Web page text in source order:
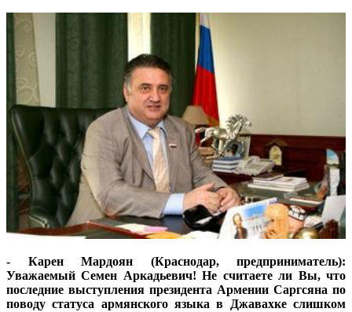
- Карен Мардоян (Краснодар, предприниматель):
Уважаемый Семен Аркадьевич! Не считаете ли Вы, что
последние выступления президента Армении Саргсяна по
поводу статуса армянского языка в Джавахке слишком